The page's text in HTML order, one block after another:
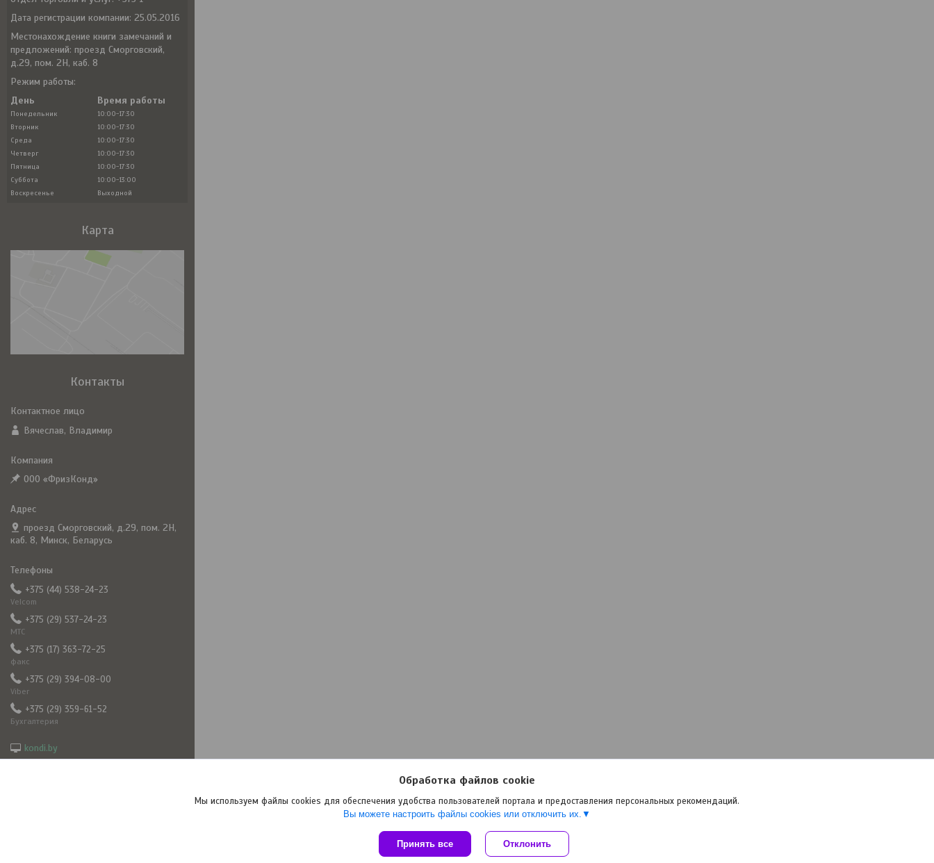
Дата регистрации компании: 25.05.2016
Местонахождение книги замечаний и
предложений: проезд Сморговский,
д.29, пом. 2Н, каб. 8
Режим работы:
День
Время работы
Понедельник
10:00-17:30
Вторник
10:00-17:30
Среда
10:00-17:30
Четверг
10:00-17:30
Пятница
10:00-17:30
Суббота
10:00-13:00
Воскресенье
Выходной
Карта
Контакты
Вячеслав, Владимир
ООО «ФризКонд»
проезд Сморговский, д.29, пом. 2Н,
каб. 8, Минск, Беларусь
+375 (44) 538-24-23
Velcom
+375 (29) 537-24-23
МТС
+375 (17) 363-72-25
факс
+375 (29) 394-08-00
Viber
+375 (29) 359-61-52
Бухгалтерия
kondi.by
Сайт создан на платформе Deal.by
Политика обработки файлов cookies
Обработка файлов cookie
Мы используем файлы cookies для обеспечения удобства пользователей портала и предоставления персональных рекомендаций.
Вы можете настроить файлы cookies или отключить их.
Принять все Отклонить